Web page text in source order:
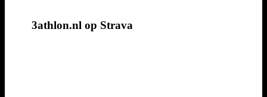
3athlon.nl op Strava